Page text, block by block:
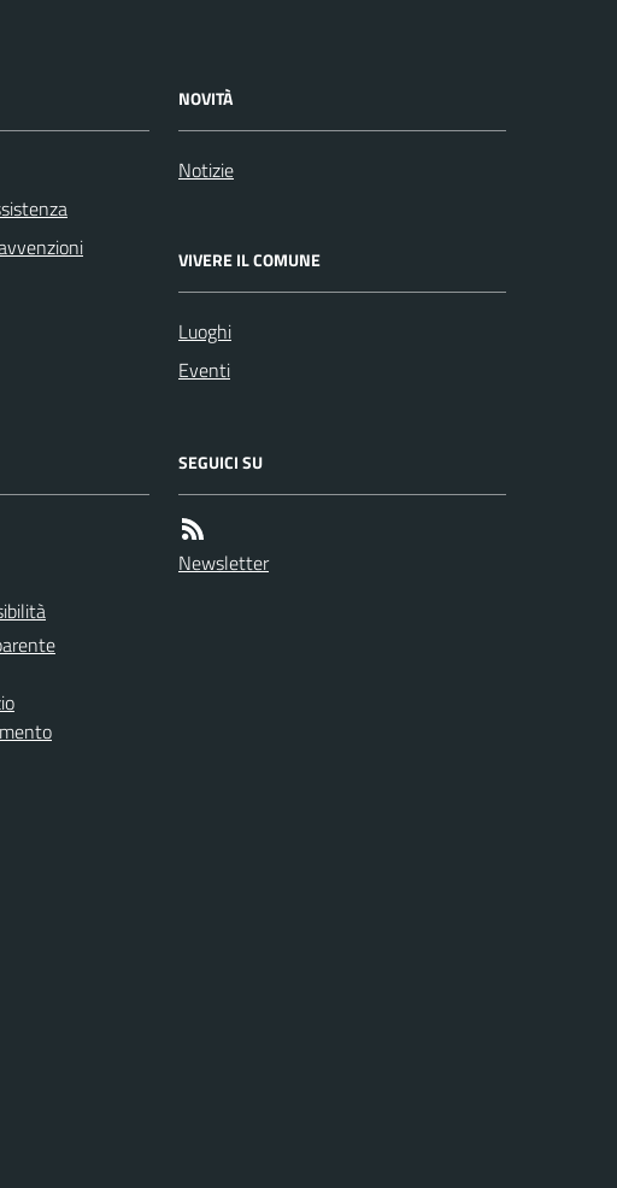
NOVITÀ
Notizie
VIVERE IL COMUNE
Luoghi
Eventi
SEGUICI SU
Newsletter